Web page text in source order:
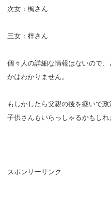
次女：楓さん
三女：梓さん
個々人の詳細な情報はないので
かはわかりません。
もしかしたら父親の後を継いで
子供さんもいらっしゃるかもしれ
スポンサーリンク